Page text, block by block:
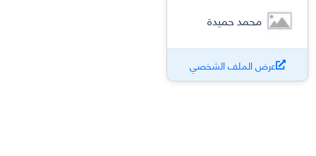
محمد حميدة
عرض الملف الشخصي